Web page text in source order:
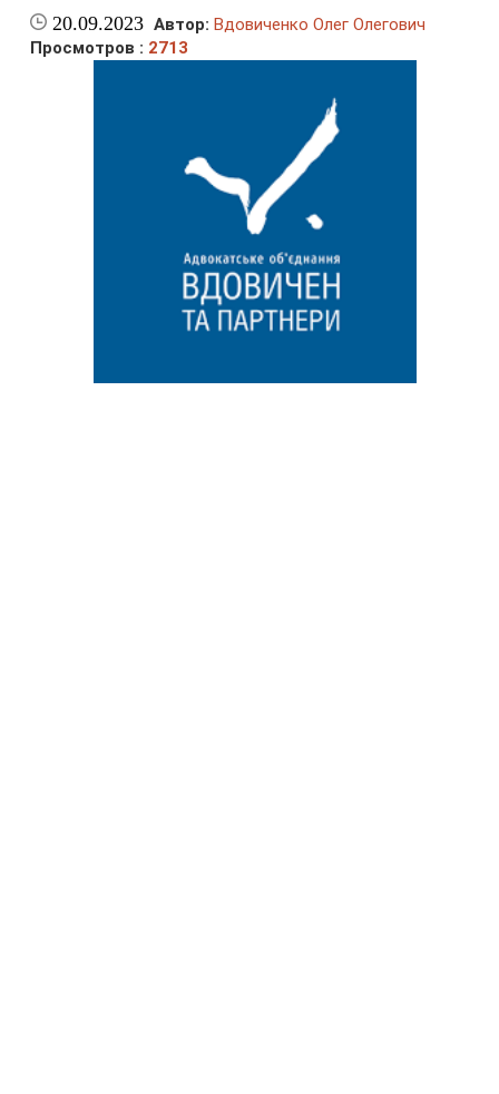
20.09.2023 Автор: Вдовиченко Олег Олегович
Просмотров : 2713